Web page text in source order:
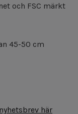
och FSC märkt
45-50 cm
nyhetsbrev här